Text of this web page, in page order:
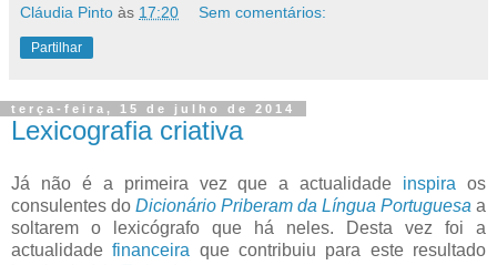
Cláudia Pinto às 17:20 Sem comentários:
Partilhar
terça-feira, 15 de julho de 2014
Lexicografia criativa
Já não é a primeira vez que a actualidade inspira os
consulentes do Dicionário Priberam da Língua Portuguesa a
soltarem o lexicógrafo que há neles. Desta vez foi a
actualidadefinanceira que contribuiu para este resultado